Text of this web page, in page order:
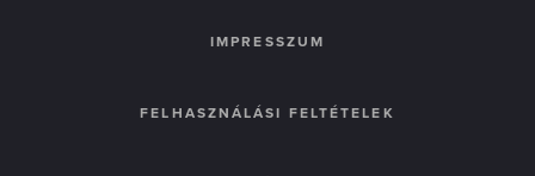
IMPRESSZUM
FELHASZNÁLÁSI FELTÉTELEK